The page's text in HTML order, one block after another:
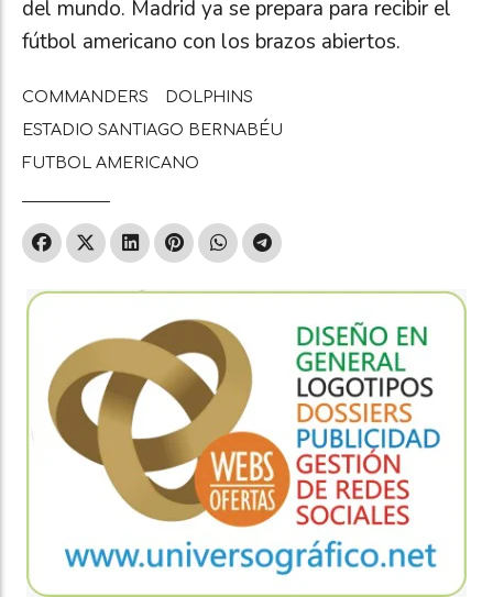
del mundo. Madrid ya se prepara para recibir el
fútbol americano con los brazos abiertos.
COMMANDERS
DOLPHINS
ESTADIO SANTIAGO BERNABÉU
FUTBOL AMERICANO